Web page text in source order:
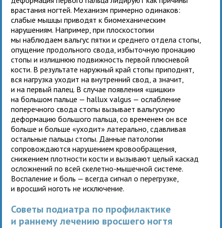
врастания ногтей. Механизм примерно одинаков:
слабые мышцы приводят к биомеханическим
нарушениям. Например, при плоскостопии
мы наблюдаем вальгус пятки и среднего отдела стопы,
опущение продольного свода, избыточную пронацию
стопы и излишнюю подвижность первой плюсневой
кости. В результате наружный край стопы приподнят,
вся нагрузка уходит на внутренний свод, а значит,
и на первый палец. В случае появления «шишки»
на большом пальце — hallux valgus — ослабление
поперечного свода стопы вызывает вальгусную
деформацию большого пальца, со временем он все
больше и больше «уходит» латерально, сдавливая
остальные пальцы стопы. Данные патологии
сопровождаются нарушением кровообращения,
снижением плотности кости и вызывают целый каскад
осложнений по всей скелетно-мышечной системе.
Воспаление и боль — всегда сигнал о перегрузке,
и вросший ноготь не исключение.
Советы подиатра по профилактике
и раннему лечению вросшего ногтя